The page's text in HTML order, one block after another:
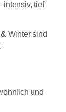
intensiv, tief
Winter sind
und